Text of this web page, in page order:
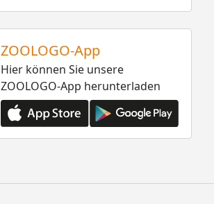
ZOOLOGO-App
Hier können Sie unsere
ZOOLOGO-App herunterladen